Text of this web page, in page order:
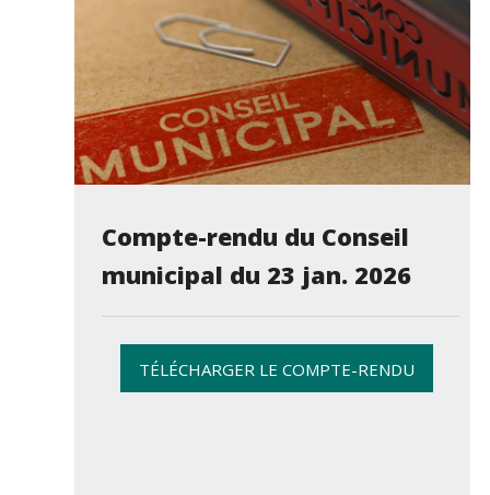
Compte-rendu du Conseil
municipal du 23 jan. 2026
TÉLÉCHARGER LE COMPTE-RENDU